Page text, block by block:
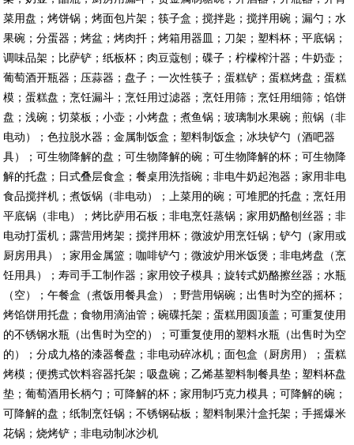
菜用盘；烤饼锅；烤面包片架；筷子盒；搅拌匙；搅拌用碗；漏勺；水
果碗；分蛋器；烤盆；烤肉扦；烤箱用器皿；刀架；塑料杯；平底锅；
调味品架；比萨铲；纸板杯；肉豆蔻刨；碟子；柠檬榨汁器；牛奶壶；
葡萄酒开瓶器；压蒜器；盘子；一次性筷子；蛋糕铲；蛋糕烤盘；蛋糕
模；蛋糕盘；烹饪漏斗；烹饪用过滤器；烹饪用筛；烹饪用细筛；馅饼
盘；浅碗；切菜板；小壶；小烤盘；煮鱼锅；玻璃制水果碗；煎锅（非
电动）；色拉脱水器；金属制饭盒；塑料制饭盒；冰块铲勺（酒吧器
具）；可生物降解的盘；可生物降解的碗；可生物降解的杯；可生物降
解的托盘；日式叠层食盒；餐桌用洗指碗；非电牛奶起泡器；家用非电
食品搅拌机；煮饭锅（非电动）；上菜用的碗；可堆肥的托盘；烹饪用
平底锅（非电）；烤比萨用石板；非电烹饪蒸锅；家用奶酪刨丝器；非
电动打蛋机；露营用烤架；搅拌用杯；微波炉用烹饪锅；铲勺（家用或
厨房用具）；家用金属篮；咖啡铲勺；微波炉用米饭煲；非电烤盘（烹
饪用具）；寿司手工制作器；家用饺子模具；旋转式奶酪擦丝器；水瓶
（空）；午餐盒（煮饭用餐具盒）；野营用锅碗；出售时为空的摇杯；
烤馅饼用托盘；食物用滴油管；碗碟托架；蛋糕用圆顶盖；可重复使用
的不锈钢水瓶（出售时为空的）；可重复使用的塑料水瓶（出售时为空
的）；分成九格的漆器餐盘；非电动碎冰机；面包盒（厨房用）；蛋糕
烤模；便携式饮料容器托架；吸盘碗；乙烯基塑料制餐具垫；塑料杯盘
垫；葡萄酒用长柄勺；可降解的杯；家用制巧克力模具；可降解的碗；
可降解的盘；纸制烹饪锅；不锈钢砧板；塑料制果汁盒托架；手摇爆米
花锅；烧烤铲；非电动制冰沙机